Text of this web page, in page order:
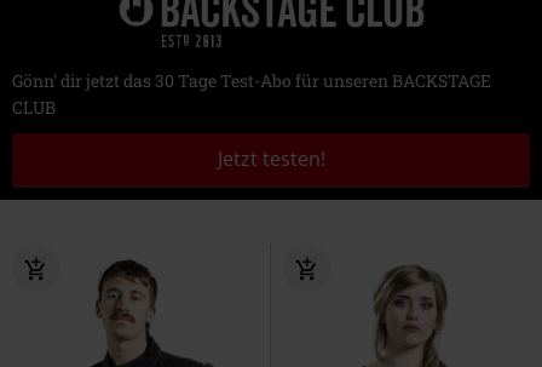
Gönn' dir jetzt das 30 Tage Test-Abo für unseren BACKSTAGE
CLUB
Jetzt testen!